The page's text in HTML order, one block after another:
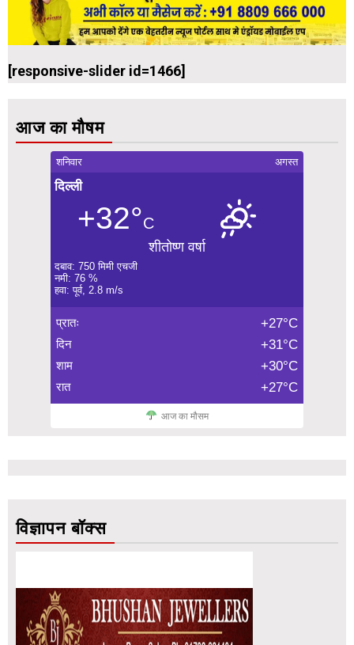
[responsive-slider id=1466]
आज का मौषम
शनिवार अगस्त
दिल्ली
+32°C
शीतोष्ण वर्षा
दबाव: 750 मिमी एचजी
नमी: 76 %
हवा: पूर्व, 2.8 m/s
प्रातः +27°C
दिन +31°C
शाम +30°C
रात +27°C
आज का मौसम
विज्ञापन बॉक्स